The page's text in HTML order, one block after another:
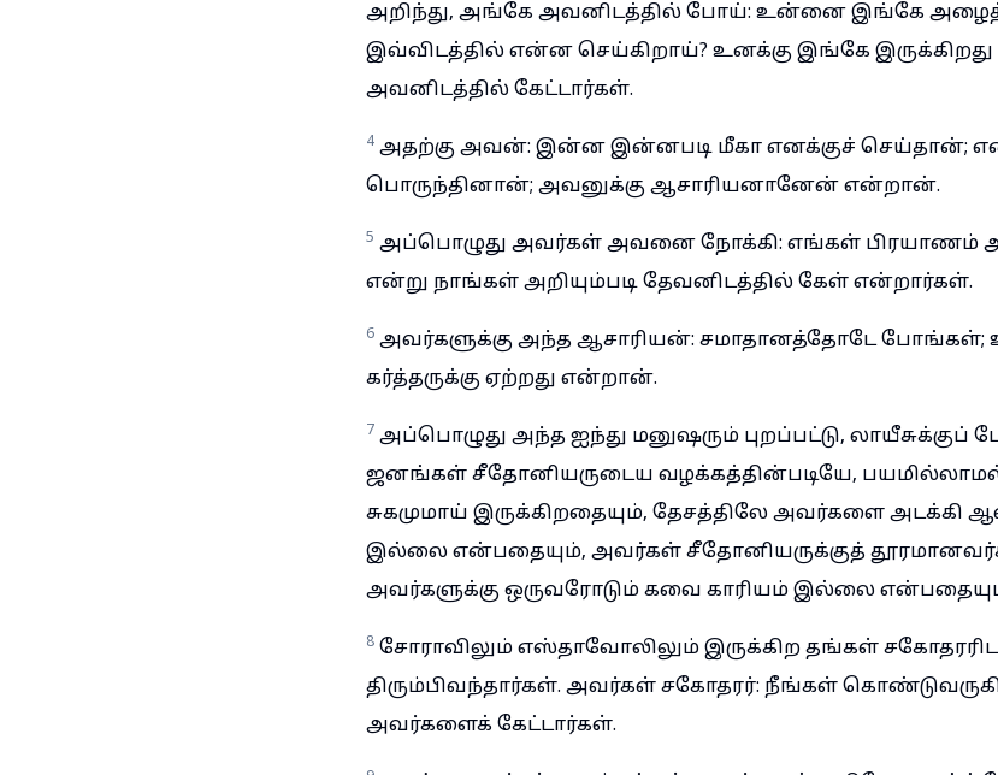
அறிந்து, அங்கே அவனிடத்தில் போய்: உன்னை இங்கே
இவ்விடத்தில் என்ன செய்கிறாய்? உனக்கு இங்கே
அவனிடத்தில் கேட்டார்கள்.
4 அதற்கு அவன்: இன்ன இன்னபடி மீகா எனக்குச் செய்தான்;
பொருந்தினான்; அவனுக்கு ஆசாரியனானேன் என்றான்.
5 அப்பொழுது அவர்கள் அவனை நோக்கி: எங்கள் பிரயாணம்
என்று நாங்கள் அறியும்படி தேவனிடத்தில் கேள் என்றார்கள்.
6 அவர்களுக்கு அந்த ஆசாரியன்: சமாதானத்தோடே
கர்த்தருக்கு ஏற்றது என்றான்.
7 அப்பொழுது அந்த ஐந்து மனுஷரும் புறப்பட்டு, லாயீசுக்குப்
ஜனங்கள் சீதோனியருடைய வழக்கத்தின்படியே,
சுகமுமாய் இருக்கிறதையும், தேசத்திலே அவர்களை அடக்கி
இல்லை என்பதையும், அவர்கள் சீதோனியருக்குத்
அவர்களுக்கு ஒருவரோடும் கவை காரியம் இல்லை
8 சோராவிலும் எஸ்தாவோலிலும் இருக்கிற தங்கள்
திரும்பிவந்தார்கள். அவர்கள் சகோதரர்: நீங்கள்
அவர்களைக் கேட்டார்கள்.